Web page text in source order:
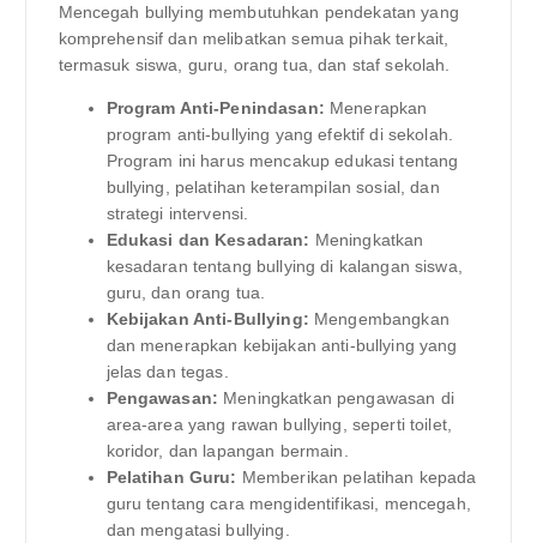
Mencegah bullying membutuhkan pendekatan yang
komprehensif dan melibatkan semua pihak terkait,
termasuk siswa, guru, orang tua, dan staf sekolah.
Program Anti-Penindasan: Menerapkan
program anti-bullying yang efektif di sekolah.
Program ini harus mencakup edukasi tentang
bullying, pelatihan keterampilan sosial, dan
strategi intervensi.
Edukasi dan Kesadaran: Meningkatkan
kesadaran tentang bullying di kalangan siswa,
guru, dan orang tua.
Kebijakan Anti-Bullying: Mengembangkan
dan menerapkan kebijakan anti-bullying yang
jelas dan tegas.
Pengawasan: Meningkatkan pengawasan di
area-area yang rawan bullying, seperti toilet,
koridor, dan lapangan bermain.
Pelatihan Guru: Memberikan pelatihan kepada
guru tentang cara mengidentifikasi, mencegah,
dan mengatasi bullying.